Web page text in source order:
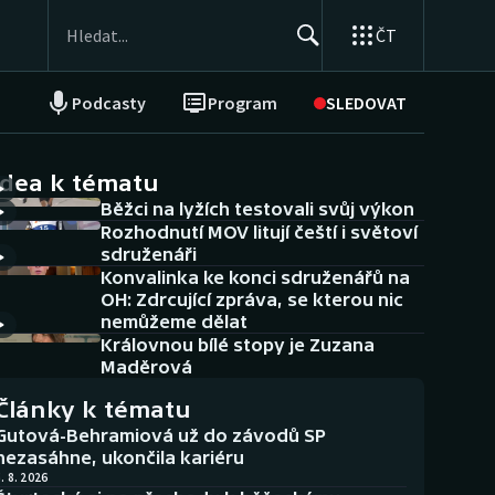
ČT
Podcasty Program SLEDOVAT
NEPŘEHLÉDNĚTE
Historické návraty
Aplikace ČT sport
AZ kvíz
k tématu
Běžci na lyžích testovali svůj výkon
Rozhodnutí MOV litují čeští i světoví
sdruženáři
Konvalinka ke konci sdruženářů na
OH: Zdrcující zpráva, se kterou nic
nemůžeme dělat
Královnou bílé stopy je Zuzana
Maděrová
k tématu
Behramiová už do závodů SP
ukončila kariéru
8. 2026